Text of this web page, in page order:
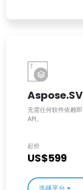
无需任何软件依赖
API。
起价
US$599